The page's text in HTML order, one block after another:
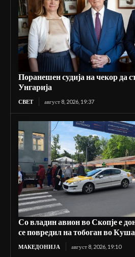
Поранешен судија на чекор да
Унгарија
СВЕТ август 8, 2026, 19:37
Со владин авион во Скопје е
се повредил на тобоган во
МАКЕДОНИЈА август 8, 2026, 19:10